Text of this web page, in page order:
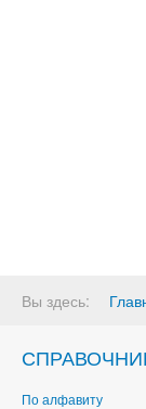
Вы здесь:
По алфавиту